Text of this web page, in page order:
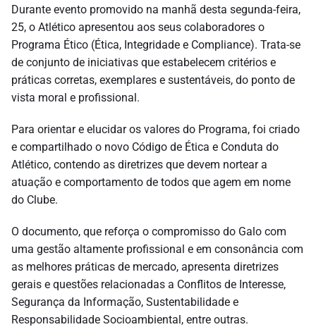
Durante evento promovido na manhã desta segunda-feira,
25, o Atlético apresentou aos seus colaboradores o
Programa Ético (Ética, Integridade e Compliance). Trata-se
de conjunto de iniciativas que estabelecem critérios e
práticas corretas, exemplares e sustentáveis, do ponto de
vista moral e profissional.
Para orientar e elucidar os valores do Programa, foi criado
e compartilhado o novo Código de Ética e Conduta do
Atlético, contendo as diretrizes que devem nortear a
atuação e comportamento de todos que agem em nome
do Clube.
O documento, que reforça o compromisso do Galo com
uma gestão altamente profissional e em consonância com
as melhores práticas de mercado, apresenta diretrizes
gerais e questões relacionadas a Conflitos de Interesse,
Segurança da Informação, Sustentabilidade e
Responsabilidade Socioambiental, entre outras.